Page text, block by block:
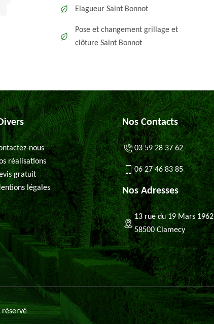
Elagueur Saint Bonnot
Pose et changement grillage et
clôture Saint Bonnot
nous
réalisations
gratuit
légales
Nos Contacts
03 59 28 37 62
06 27 46 83 85
Nos Adresses
13 rue du 19 Mars 1962
58500 Clamecy